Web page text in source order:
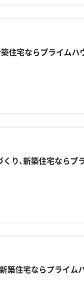
住宅ならプライムハ
り､新築住宅ならプ
築住宅ならプライム